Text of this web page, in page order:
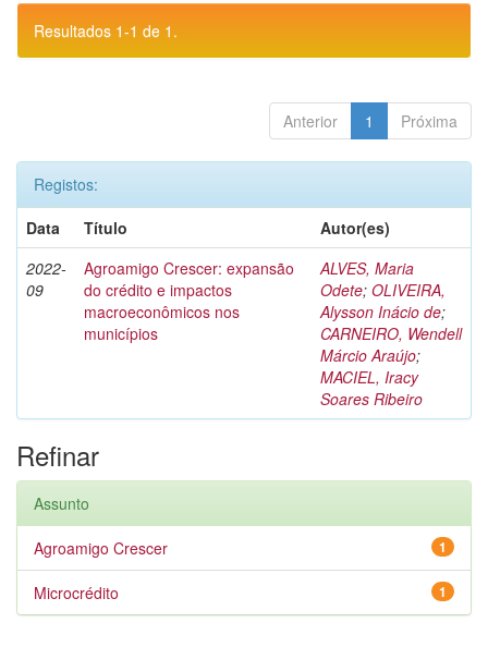
Resultados 1-1 de 1.
Anterior 1 Próxima
Registos:
Data
Título
Autor(es)
2022-
09
Agroamigo Crescer: expansão
do crédito e impactos
macroeconômicos nos
municípios
ALVES, Maria
Odete; OLIVEIRA,
Alysson Inácio de;
CARNEIRO, Wendell
Márcio Araújo;
MACIEL, Iracy
Soares Ribeiro
Refinar
Assunto
1
Agroamigo Crescer
1
Microcrédito